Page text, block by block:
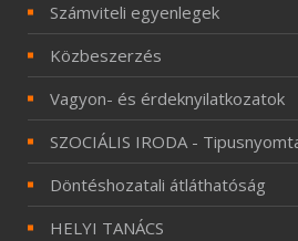
Számviteli egyenlegek
Közbeszerzés
Vagyon- és érdeknyilatkozatok
SZOCIÁLIS IRODA -
Döntéshozatali átláthatóság
HELYI TANÁCS